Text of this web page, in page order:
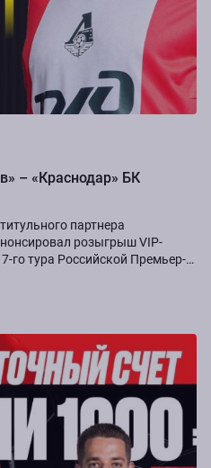
– «Краснодар» БК
партнера
розыгрыш VIP-
го тура Российской Премьер-